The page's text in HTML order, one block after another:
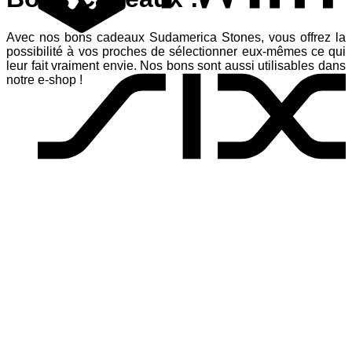
Avec nos bons cadeaux Sudamerica Stones, vous offrez la
possibilité à vos proches de sélectionner eux-mêmes ce qui
leur fait vraiment envie. Nos bons sont aussi utilisables dans
notre e-shop !